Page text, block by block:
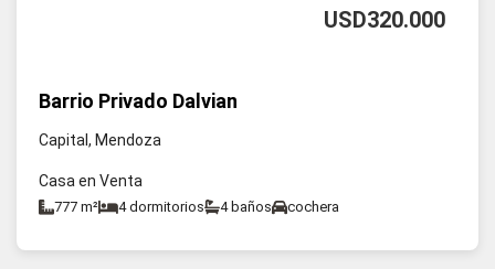
USD320.000
Barrio Privado Dalvian
Capital, Mendoza
Casa en Venta
777 m² 4 dormitorios 4 baños cochera